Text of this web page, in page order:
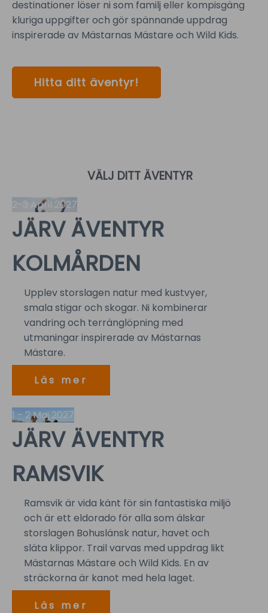
destinationer löser ni som familj eller kompisgäng
kluriga uppgifter och gör spännande uppdrag
inspirerade av Mästarnas Mästare och Wild Kids.
Hitta ditt äventyr!
VÄLJ DITT ÄVENTYR
2-3 April 2027
JÄRV ÄVENTYR
KOLMÅRDEN
Upplev storslagen natur med kustvyer,
smala stigar och skogar. Ni kombinerar
vandring och terränglöpning med
utmaningar inspirerade av Mästarnas
Mästare.
Läs mer
1 - 2 Maj 2027
JÄRV ÄVENTYR
RAMSVIK
Ramsvik är vida känt för sin fantastiska miljö
och är ett eldorado för alla som älskar
storslagen Bohuslänsk natur, havet och
släta klippor. Trail varvas med uppdrag likt
Mästarnas Mästare och Wild Kids. En av
sträckorna är kanot med hela laget.
Läs mer